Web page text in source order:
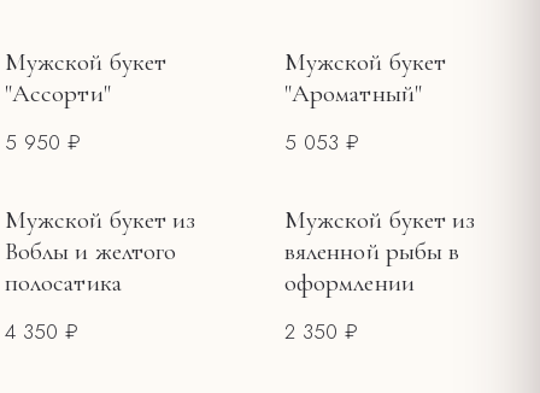
Мужской букет
"Ассорти"
5 950 ₽
Мужской букет
"Ароматный"
5 053 ₽
Мужской букет из
Воблы и желтого
полосатика
4 350 ₽
Мужской букет из
вяленной рыбы в
оформлении
2 350 ₽